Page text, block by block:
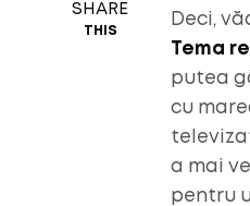
SHARE
THIS
Deci,
Tema
putea
cu
a mai
pentru